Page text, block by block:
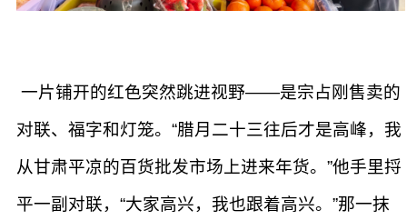
一片铺开的红色突然跳进视野——是宗占刚售卖的
对联、福字和灯笼。“腊月二十三往后才是高峰，我
从甘肃平凉的百货批发市场上进来年货。”他手里捋
平一副对联，“大家高兴，我也跟着高兴。”那一抹